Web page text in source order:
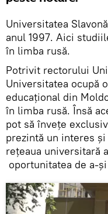
Universitatea
anul 1997. Aici
în limba rusă.
Potrivit rectorului
Universitatea ocupă
educațional din
în limba rusă. Însă
pot să învețe
prezintă un interes
rețeaua universitară
oportunitatea de a-